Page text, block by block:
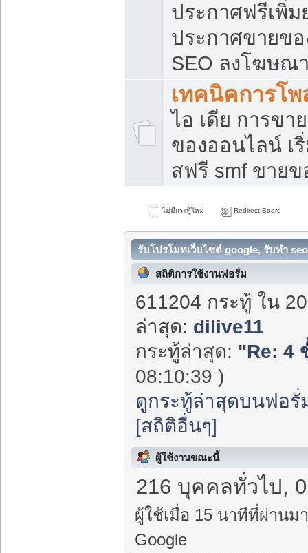
ประกาศฟรีเพิ่
ประกาศขายข
SEO ลงโฆษณ
เทคนิคการโ
ไอ เดีย การขา
ของออนไลน์ เ
สฟรี smf ขาย
ไม่มีกระทู้ใหม่ Redirect Board
รับโปรโมทเว็บไซต์ google, รับทำ
สถิติการใช้งานฟอรั่ม
611204 กระทู้ ใน
ล่าสุด: dilive11
กระทู้ล่าสุด: "Re: 4
08:10:39 )
ดูกระทู้ล่าสุดบนฟอรั่
[สถิติอื่นๆ]
ผู้ใช้งานขณะนี้
216 บุคคลทั่วไป,
ผู้ใช้เมื่อ 15 นาทีที่ผ่านม
Google